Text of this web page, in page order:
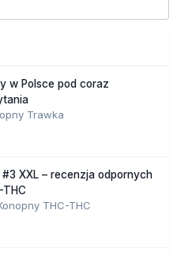
w Polsce pod coraz
Trawka
XXL – recenzja odpornych
THC-THC